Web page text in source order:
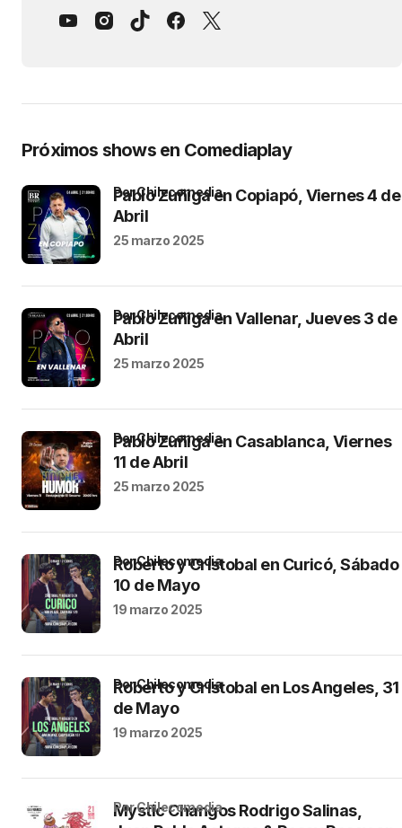
Próximos shows en Comediaplay
Pablo Zuñiga en Copiapó, Viernes 4 de
Abril
por Chilecomedia
25 marzo 2025
Pablo Zuñiga en Vallenar, Jueves 3 de
Abril
por Chilecomedia
25 marzo 2025
Pablo Zuñiga en Casablanca, Viernes
11 de Abril
por Chilecomedia
25 marzo 2025
Roberto y Cristobal en Curicó, Sábado
10 de Mayo
por Chilecomedia
19 marzo 2025
Roberto y Cristobal en Los Angeles, 31
de Mayo
por Chilecomedia
19 marzo 2025
Mystic Changos Rodrigo Salinas,
por Chilecomedia